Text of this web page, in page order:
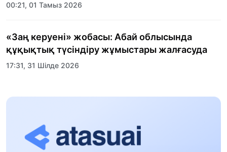
00:21, 01 Тамыз 2026
«Заң керуені» жобасы: Абай облысында
құқықтық түсіндіру жұмыстары жалғасуда
17:31, 31 Шілде 2026
Халықаралық «Формула-1 H2O» жарысын
13:13, 30 Шілде 2026